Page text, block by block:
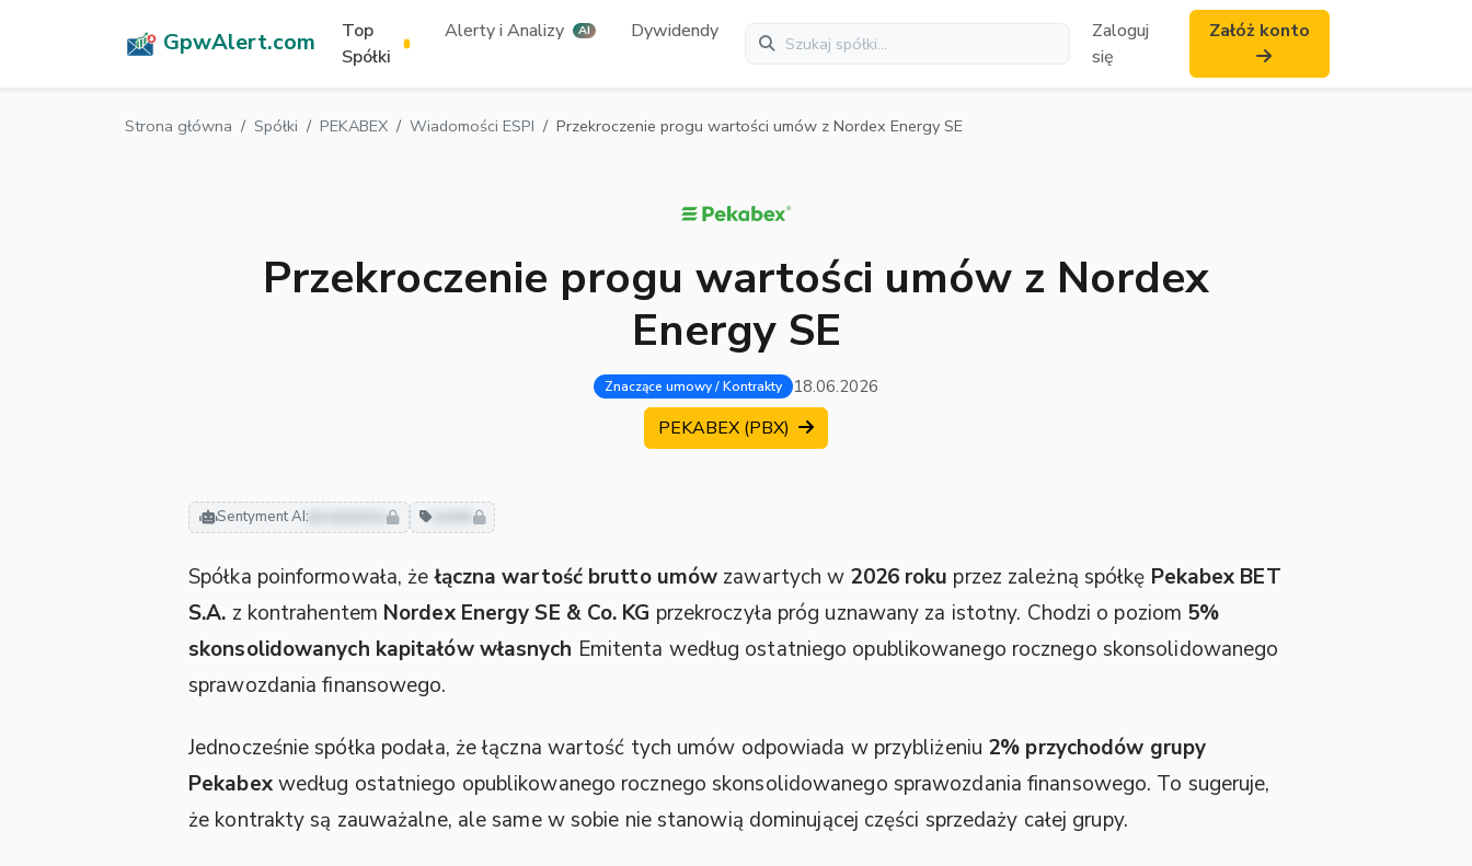
GpwAlert.com
Top
Spółki
Alerty i Analizy AI Dywidendy
Zaloguj
się
Załóż konto
Strona główna Spółki PEKABEX Wiadomości ESPI Przekroczenie progu wartości umów z Nordex Energy SE
Przekroczenie progu wartości umów z Nordex
Energy SE
Znaczące umowy / Kontrakty 18.06.2026
PEKABEX (PBX)
Sentyment AI: pozytywny
Spółka poinformowała, żełączna wartość brutto umów zawartych w 2026 roku przez zależną spółkę Pekabex BET
S.A. z kontrahentem Nordex Energy SE & Co. KG przekroczyła próg uznawany za istotny. Chodzi o poziom 5%
skonsolidowanych kapitałów własnych Emitenta według ostatniego opublikowanego rocznego skonsolidowanego
sprawozdania finansowego.
Jednocześnie spółka podała, że łączna wartość tych umów odpowiada w przybliżeniu 2% przychodów grupy
Pekabexwedług ostatniego opublikowanego rocznego skonsolidowanego sprawozdania finansowego. To sugeruje,
że kontrakty są zauważalne, ale same w sobie nie stanowią dominującej części sprzedaży całej grupy.